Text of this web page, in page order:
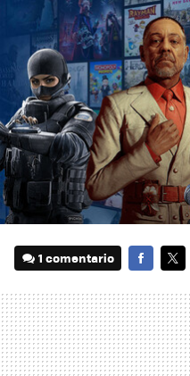
1 comentario